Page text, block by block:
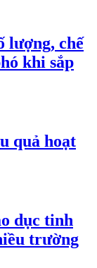
lượng, chế
khi sắp
quả hoạt
dục tinh
trường